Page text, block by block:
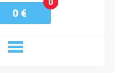
0€